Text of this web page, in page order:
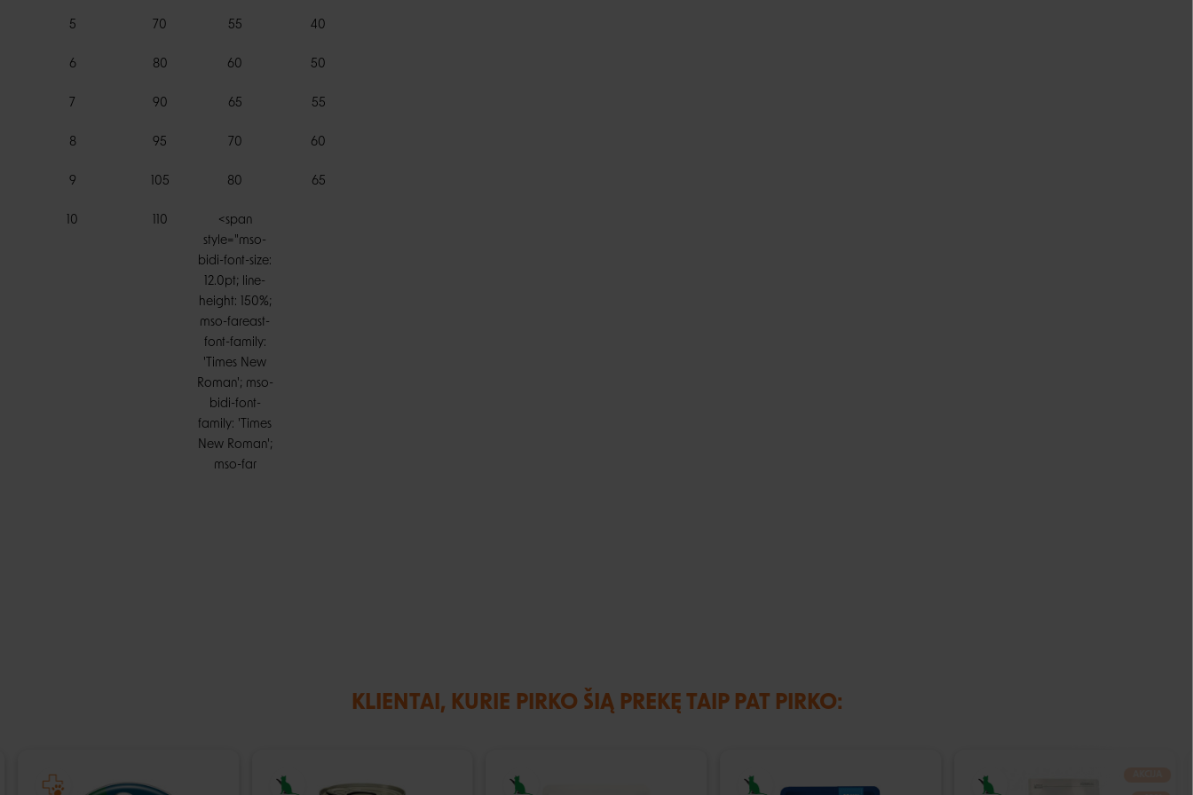
5 70 55 40
6 80 60 50
7 90 65 55
8 95 70 60
9 105 80 65
10 110
<span
style="mso-
bidi-font-size:
12.0pt; line-
height: 150%;
mso-fareast-
font-family:
'Times New
Roman'; mso-
bidi-font-
family: 'Times
New Roman';
mso-far
KLIENTAI, KURIE PIRKO ŠIĄ PREKĘ TAIP PAT PIRKO: